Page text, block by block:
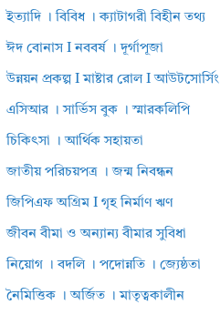
ইত্যাদি । বিবিধ । ক্যাটাগরী বিহীন তথ্য
ঈদ বোনাস I নববর্ষ । দূর্গাপূজা
উন্নয়ন প্রকল্প I মাষ্টার রোল I আউটসোর্সিং
এসিআর । সার্ভিস বুক । স্মারকলিপি
চিকিৎসা । আর্থিক সহায়তা
জাতীয় পরিচয়পত্র । জন্ম নিবন্ধন
জিপিএফ অগ্রিম I গৃহ নির্মাণ ঋণ
জীবন বীমা ও অন্যান্য বীমার সুবিধা
নিয়োগ । বদলি । পদোন্নতি । জ্যেষ্ঠতা
নৈমিত্তিক । অর্জিত । মাতৃত্বকালীন